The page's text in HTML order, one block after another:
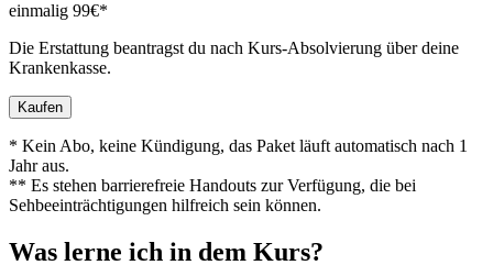
einmalig 99€*
Die Erstattung beantragst du nach Kurs-Absolvierung über deine
Krankenkasse.
Kaufen
* Kein Abo, keine Kündigung, das Paket läuft automatisch nach 1
Jahr aus.
** Es stehen barrierefreie Handouts zur Verfügung, die bei
Sehbeeinträchtigungen hilfreich sein können.
Was lerne ich in dem Kurs?